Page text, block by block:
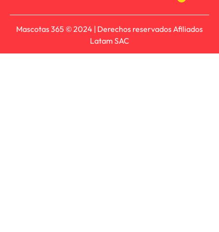
Mascotas 365 © 2024 | Derechos reservados Afiliados
Latam SAC